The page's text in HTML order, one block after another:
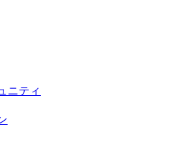
クール
チーム「volundeer」
ード
マナー
運営管理規定
理規定
用ガイドライン
ルド奈良
ニティ